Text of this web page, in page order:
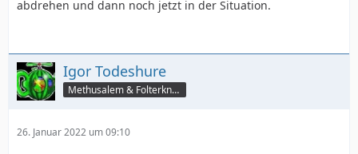
abdrehen und dann noch jetzt in der Situation.
Igor Todeshure
Methusalem & Folterknecht
26. Januar 2022 um 09:10